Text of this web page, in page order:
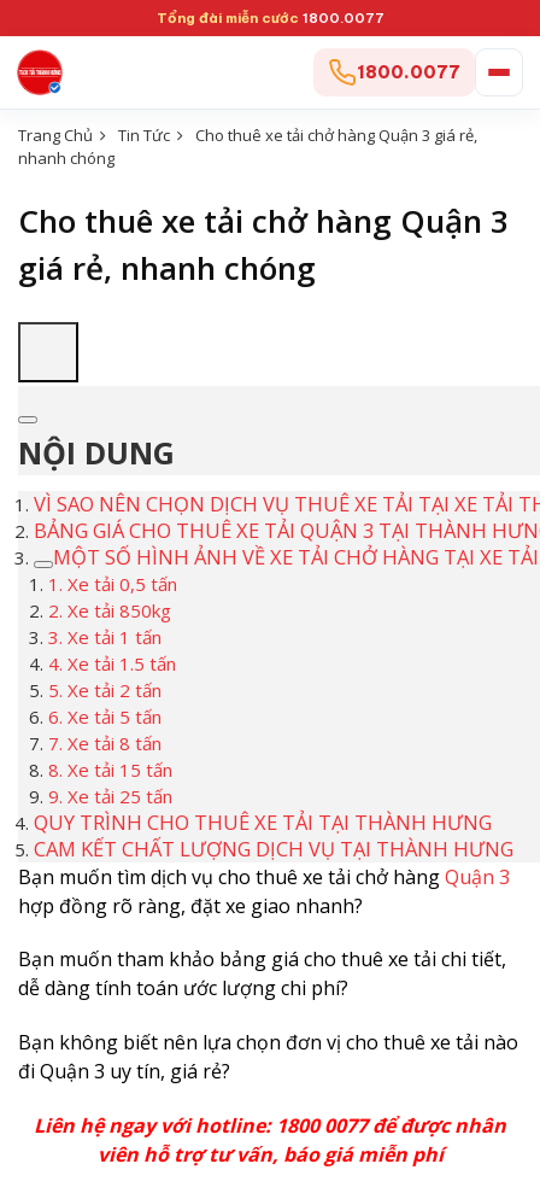
Tổng đài miễn cước 1800.0077
1800.0077
Trang Chủ Tin Tức
Cho thuê xe tải chở hàng Quận 3 giá rẻ,
nhanh chóng
Cho thuê xe tải chở hàng Quận 3
giá rẻ, nhanh chóng
NỘI DUNG
VÌ SAO NÊN CHỌN DỊCH VỤ THUÊ XE TẢI TẠI XE TẢI
BẢNG GIÁ CHO THUÊ XE TẢI QUẬN 3 TẠI THÀNH
MỘT SỐ HÌNH ẢNH VỀ XE TẢI CHỞ HÀNG TẠI XE
1. Xe tải 0,5 tấn
2. Xe tải 850kg
3. Xe tải 1 tấn
4. Xe tải 1.5 tấn
5. Xe tải 2 tấn
6. Xe tải 5 tấn
7. Xe tải 8 tấn
8. Xe tải 15 tấn
9. Xe tải 25 tấn
QUY TRÌNH CHO THUÊ XE TẢI TẠI THÀNH HƯNG
CAM KẾT CHẤT LƯỢNG DỊCH VỤ TẠI THÀNH HƯNG
Bạn muốn tìm dịch vụ cho thuê xe tải chở hàngQuận 3
hợp đồng rõ ràng, đặt xe giao nhanh?
Bạn muốn tham khảo bảng giá cho thuê xe tải chi tiết,
dễ dàng tính toán ước lượng chi phí?
Bạn không biết nên lựa chọn đơn vị cho thuê xe tải nào
đi Quận 3 uy tín, giá rẻ?
Liên hệ ngay với hotline: 1800 0077 để được nhân
viên hỗ trợ tư vấn, báo giá miễn phí